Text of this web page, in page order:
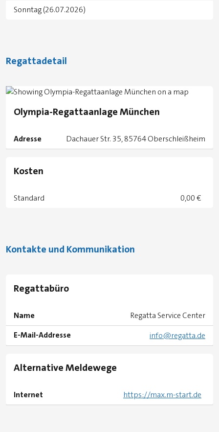
Sonntag (26.07.2026)
Regattadetail
Olympia-Regattaanlage München
Adresse Dachauer Str. 35, 85764 Oberschleißheim
Kosten
Standard 0,00 €
Kontakte und Kommunikation
Regattabüro
Name
Regatta Service Center
E-Mail-Addresse
info@regatta.de
Alternative Meldewege
Internet https://max.m-start.de